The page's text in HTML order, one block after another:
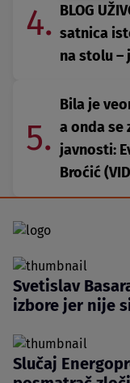
4. BLOG
satnica
na stolu –
5.
Bila je
a onda se
javnosti:
Broćić
Svetislav
izbore jer nije
Slučaj